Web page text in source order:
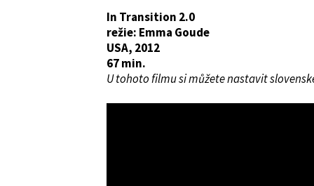
In Transition 2.0
režie: Emma Goude
USA, 2012
67 min.
U tohoto filmu si můžete nastavit